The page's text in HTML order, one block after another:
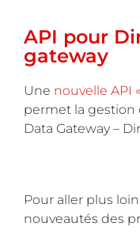
API pour
gateway
Une nouvelle API
permet la gestion
Data Gateway –
Pour aller plus
nouveautés des